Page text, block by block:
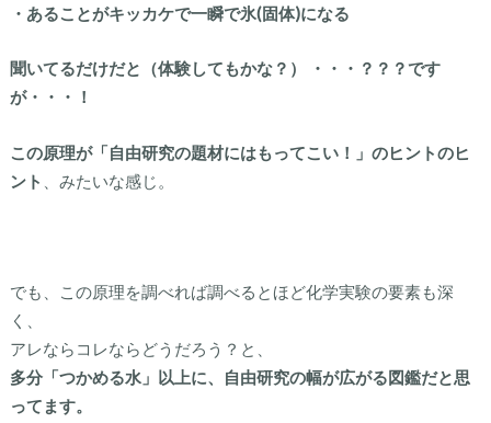
・あることがキッカケで一瞬で氷(固体)になる
聞いてるだけだと（体験してもかな？） ・・・？？？です
が・・・！
この原理が「自由研究の題材にはもってこい！」のヒントのヒ
ント
、みたいな感じ。
でも、この原理を調べれば調べるとほど化学実験の要素も深
く、
アレならコレならどうだろう？と、
多分「つかめる水」以上に、自由研究の幅が広がる図鑑だと思
ってます。